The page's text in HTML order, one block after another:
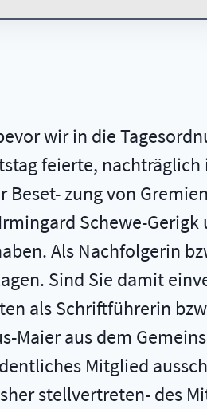
wir in die
feierte,
zung von
Schewe-
Als Nachfolgerin
Sind Sie damit
als Schriftführerin
aus dem
Mitglied
stellvertreten- des